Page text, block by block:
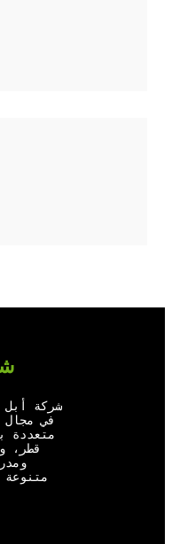
شركة أبل
في مجال
متعددة
قطر،